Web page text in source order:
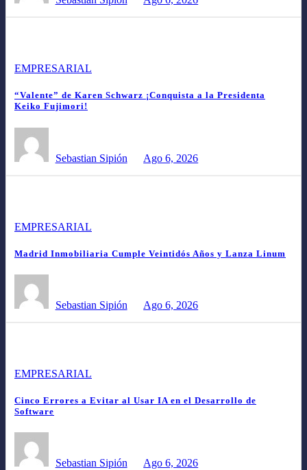
EMPRESARIAL
“Valente” de Karen Schwarz ¡Conquista a la Presidenta
Keiko Fujimori!
Sebastian Sipión Ago 6, 2026
EMPRESARIAL
Madrid Inmobiliaria Cumple Veintidós Años y Lanza Linum
Sebastian Sipión Ago 6, 2026
EMPRESARIAL
Cinco Errores a Evitar al Usar IA en el Desarrollo de
Software
Sebastian Sipión Ago 6, 2026